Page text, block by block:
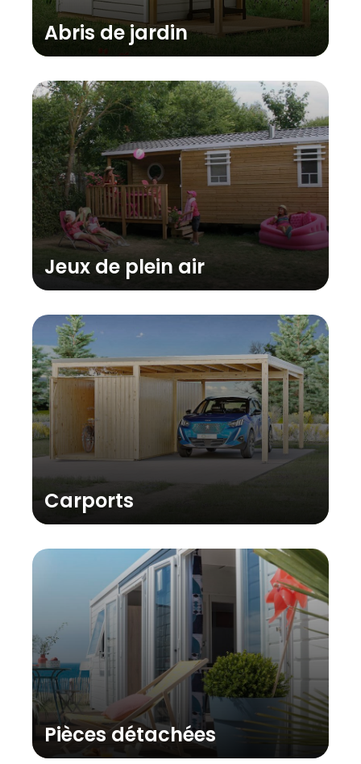
Abris de jardin
Jeux de plein air
Carports
Pièces détachées